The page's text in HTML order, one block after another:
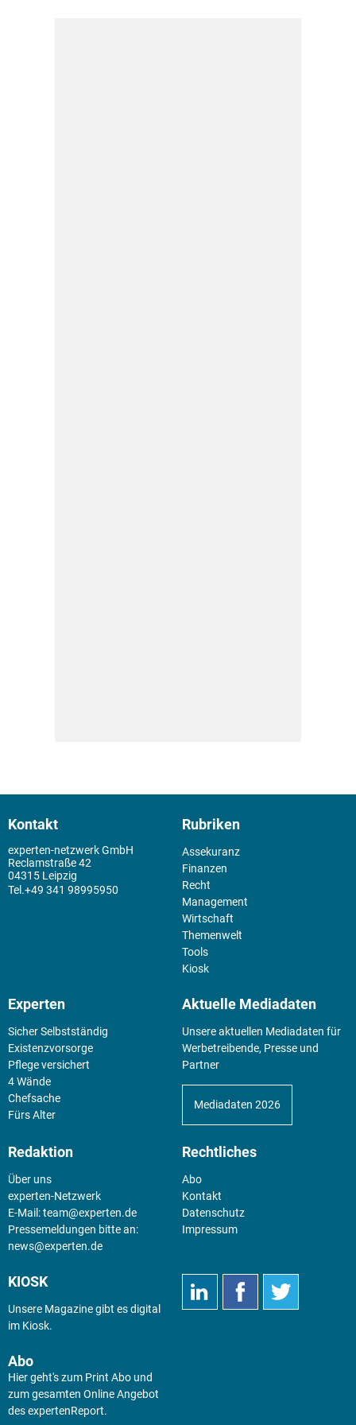
Kontakt
experten-netzwerk GmbH
Reclamstraße 42
04315 Leipzig
+49 341 98995950
Rubriken
Assekuranz
Finanzen
Recht
Management
Wirtschaft
Themenwelt
Tools
Kiosk
Experten
Sicher Selbstständig
Existenz­vorsorge
Pflege versichert
4 Wände
Chefsache
Fürs Alter
Aktuelle Mediadaten
Unsere aktuellen Mediadaten für
Werbetreibende, Presse und
Partner
Mediadaten 2026
Redaktion
Über uns
experten-Netzwerk
E-Mail:team@experten.de
Pressemeldungen bitte an:
news@experten.de
Rechtliches
Abo
Kontakt
Datenschutz
Impressum
KIOSK
Unsere Magazine gibt es digital
im Kiosk.
Abo
Hier geht's zum Print Abo und
zum gesamten Online Angebot
des expertenReport.